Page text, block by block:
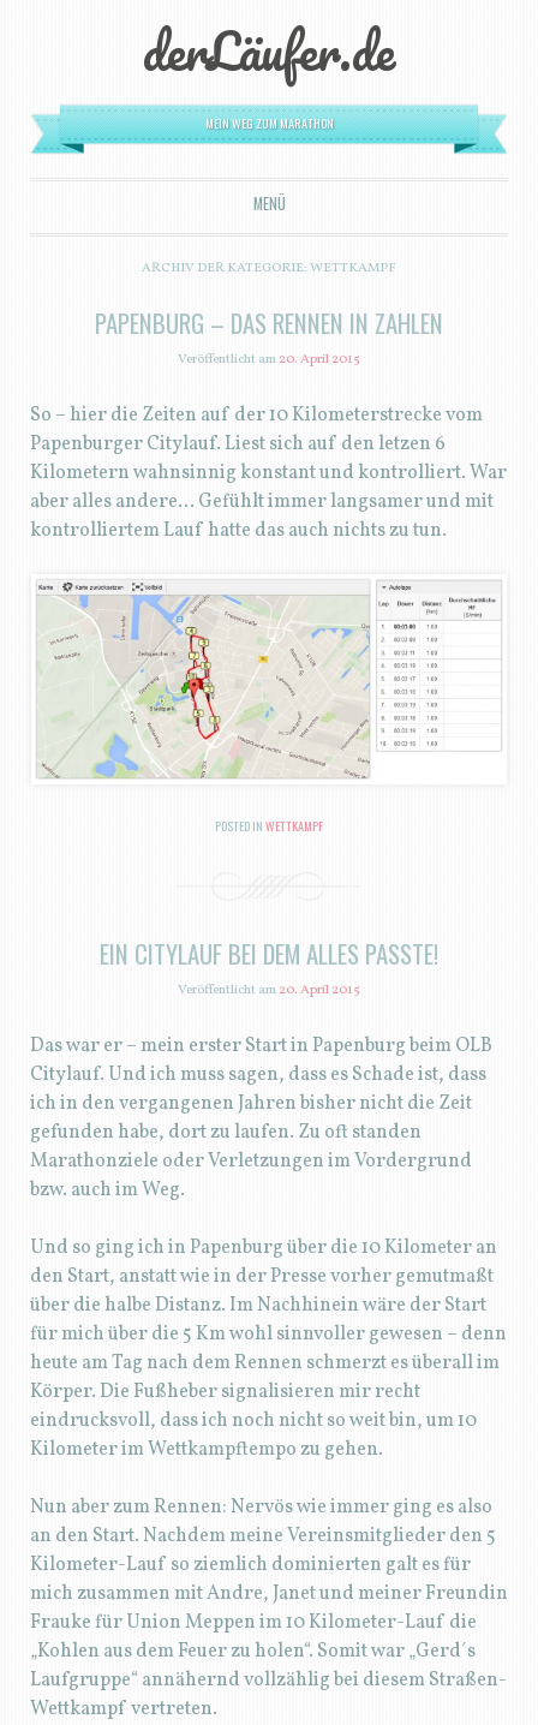
derLäufer.de
MEIN WEG ZUM MARATHON
MENÜ
ZUM INHALT SPRINGEN
ARCHIV DER KATEGORIE:WETTKAMPF
PAPENBURG – DAS RENNEN IN ZAHLEN
Veröffentlicht am20. April 2015
So – hier die Zeiten auf der 10 Kilometerstrecke vom
Papenburger Citylauf. Liest sich auf den letzen 6
Kilometern wahnsinnig konstant und kontrolliert. War
aber alles andere… Gefühlt immer langsamer und mit
kontrolliertem Lauf hatte das auch nichts zu tun.
POSTED IN WETTKAMPF
EIN CITYLAUF BEI DEM ALLES PASSTE!
Veröffentlicht am20. April 2015
Das war er – mein erster Start in Papenburg beim OLB
Citylauf. Und ich muss sagen, dass es Schade ist, dass
ich in den vergangenen Jahren bisher nicht die Zeit
gefunden habe, dort zu laufen. Zu oft standen
Marathonziele oder Verletzungen im Vordergrund
bzw. auch im Weg.
Und so ging ich in Papenburg über die 10 Kilometer an
den Start, anstatt wie in der Presse vorher gemutmaßt
über die halbe Distanz. Im Nachhinein wäre der Start
für mich über die 5 Km wohl sinnvoller gewesen – denn
heute am Tag nach dem Rennen schmerzt es überall im
Körper. Die Fußheber signalisieren mir recht
eindrucksvoll, dass ich noch nicht so weit bin, um 10
Kilometer im Wettkampftempo zu gehen.
Nun aber zum Rennen: Nervös wie immer ging es also
an den Start. Nachdem meine Vereinsmitglieder den 5
Kilometer-Lauf so ziemlich dominierten galt es für
mich zusammen mit Andre, Janet und meiner Freundin
Frauke für Union Meppen im 10 Kilometer-Lauf die
„Kohlen aus dem Feuer zu holen“. Somit war „Gerd´s
Laufgruppe“ annähernd vollzählig bei diesem Straßen-
Wettkampf vertreten.